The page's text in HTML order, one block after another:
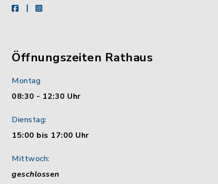
facebookinstagram
Öffnungszeiten Rathaus
Montag
08:30 - 12:30 Uhr
Dienstag:
15:00 bis 17:00 Uhr
Mittwoch:
geschlossen